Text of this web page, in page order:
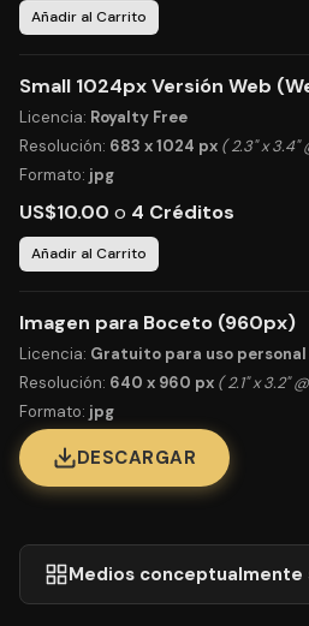
Añadir al Carrito
Small 1024px Versión Web
Licencia: Royalty Free
Resolución: 683 x 1024 px ( 2.3" x 3.4"
Formato: jpg
US$10.00 o 4 Créditos
Añadir al Carrito
Imagen para Boceto (960px)
Licencia: Gratuito para uso personal
Resolución: 640 x 960 px ( 2.1" x 3.2"
Formato: jpg
DESCARGAR
Medios conceptualmente